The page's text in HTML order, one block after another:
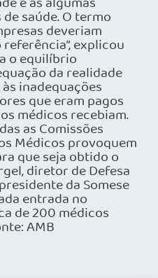
saúde. O termo
deveriam
explicou
o equilíbrio
da realidade
inadequações
que eram pagos
médicos recebiam.
as Comissões
Médicos provoquem
que seja obtido o
diretor de Defesa
da Somese
entrada no
de 200 médicos
AMB